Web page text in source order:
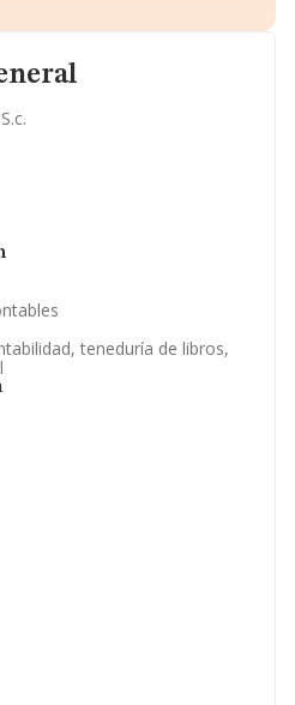
teneduría de libros,
complementaria.